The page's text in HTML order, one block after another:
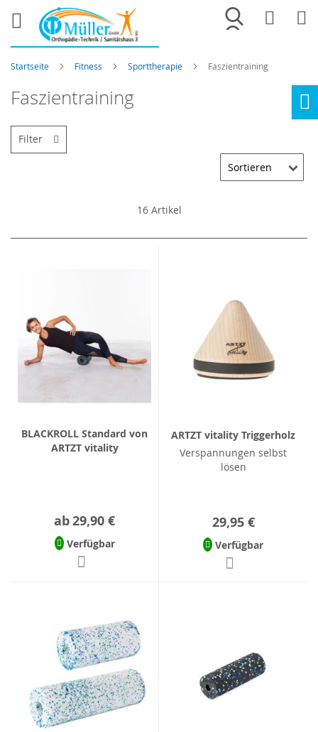
Merkliste
Startseite Fitness Sporttherapie Faszientraining
Faszientraining
16Artikel
BLACKROLL Standard von
ARTZT vitality
ab29,90 €
Verfügbar
ARTZT vitality Triggerholz
Verspannungen selbst
lösen
29,95 €
Verfügbar
Filter